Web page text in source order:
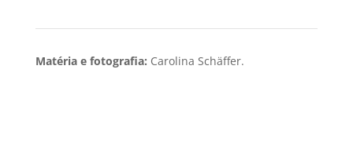
Matéria e fotografia: Carolina Schäffer.